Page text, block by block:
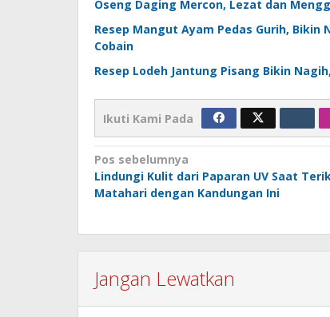
Oseng Daging Mercon, Lezat dan
Resep Mangut Ayam Pedas Gurih, Bikin
Cobain
Resep Lodeh Jantung Pisang Bikin
Ikuti Kami Pada
Navigasi
pos
Pos sebelumnya
Lindungi Kulit dari Paparan UV Saat
Matahari dengan Kandungan Ini
Jangan Lewatkan